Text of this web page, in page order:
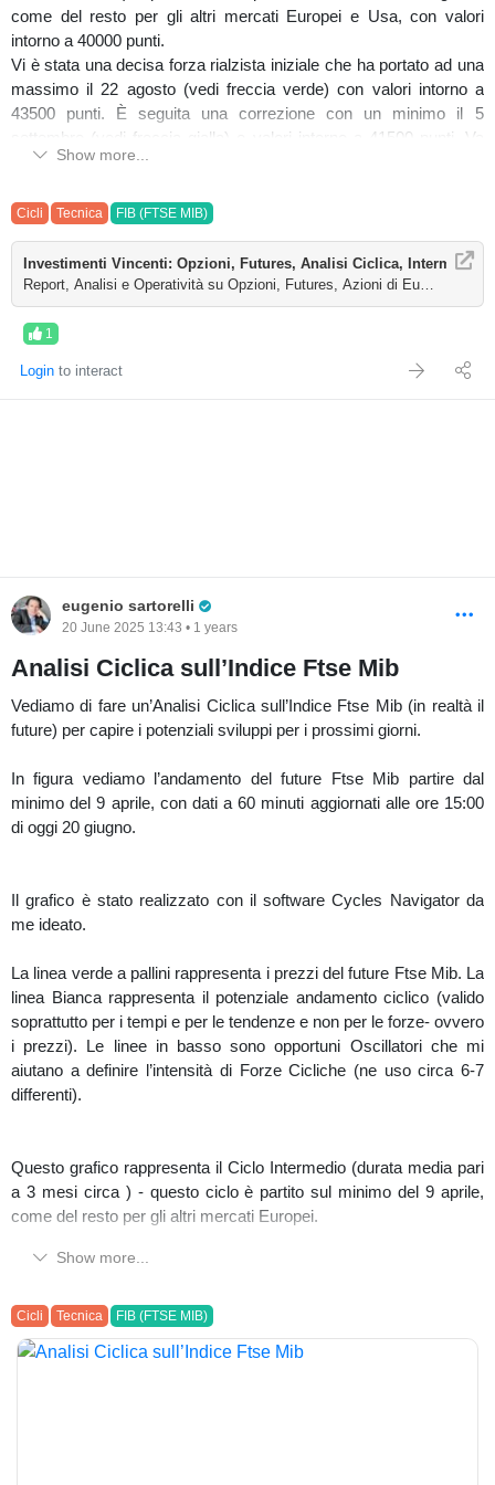
come del resto per gli altri mercati Europei e Usa, con valori
intorno a 40000 punti.
Vi è stata una decisa forza rialzista iniziale che ha portato ad una
massimo il 22 agosto (vedi freccia verde) con valori intorno a
43500 punti. È seguita una correzione con un minimo il 5
settembre (vedi freccia gialla) e valori intorno a 41500 punti. Va
detto che per gli altri indici Europei e Usa il minimo è stato il 2
ottobre (vedi cerchio rosso tratteggiato) su livelli similari a quelli
parecchi giorni. Si potrebbe procedere mediamente in debolezza
sino a fine ciclo atteso entro fine ottobre. Mediamente in
debolezza significa che ci possono essere anche momentanei
recuperi. Eventuali accelerazioni al ribasso possono ridurre le
Ricordo che, per quanto ci siano delle strutture cicliche all’interno
esattamente regolari. Pertanto, l’analisi svolta (come tutta l’analisi
tecnica) non può che essere di tipo probabilistico, nel rispetto di
una serie di regole che l’Analisi Ciclica prevede.
- Per approfondimenti:
https://www.investimentivincenti.it/
- Segnalo Corso Opzioni (25 ottobre):
https://www.investimentivincenti.it/default.asp?pag=Corso-
Show more...
Cicli Tecnica FIB (FTSE MIB)
Investimenti Vincenti: Opzioni, Futures, Analisi Ciclica,
Report, Analisi e Operatività su Opzioni, Futures, Azioni di Eugenio
1
Login to interact
eugenio sartorelli
20 June 2025 13:43 • 1 years
Analisi Ciclica sull’Indice Ftse Mib
Vediamo di fare un’Analisi Ciclica sull’Indice Ftse Mib (in realtà il
future) per capire i potenziali sviluppi per i prossimi giorni.
In figura vediamo l’andamento del future Ftse Mib partire dal
minimo del 9 aprile, con dati a 60 minuti aggiornati alle ore 15:00
di oggi 20 giugno.
Il grafico è stato realizzato con il software Cycles Navigator da
me ideato.
La linea verde a pallini rappresenta i prezzi del future Ftse Mib. La
linea Bianca rappresenta il potenziale andamento ciclico (valido
soprattutto per i tempi e per le tendenze e non per le forze- ovvero
i prezzi). Le linee in basso sono opportuni Oscillatori che mi
aiutano a definire l’intensità di Forze Cicliche (ne uso circa 6-7
differenti).
Questo grafico rappresenta il Ciclo Intermedio (durata media pari
a 3 mesi circa ) - questo ciclo è partito sul minimo del 9 aprile,
come del resto per gli altri mercati Europei.
Vi è stata una chiara forza rialzista sin da subito, con una fase
freccia verde). Poi una leggera correzione con il minimo centrale
del 23 maggio (vedi freccia gialla). Si è proseguiti in lateralità sino
al 9-10 giugno (vedi freccia rossa). Da lì è partita, in tempi ciclici
Show more...
Cicli Tecnica FIB (FTSE MIB)